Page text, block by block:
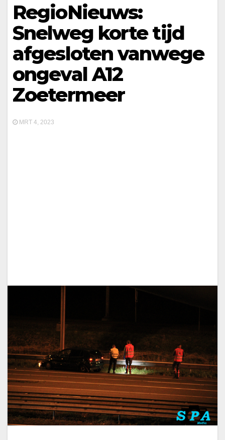
RegioNieuws:
Snelweg korte tijd
afgesloten vanwege
ongeval A12
Zoetermeer
MRT 4, 2023